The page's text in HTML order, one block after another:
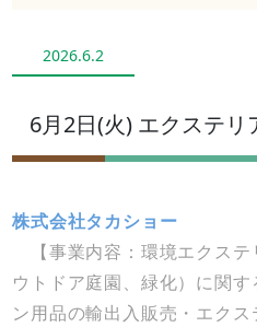
2026.6.2
6月2日(火) エクステリ
株式会社タカショー
【事業内容：環境エクステ
ウトドア庭園、緑化）に関
ン用品の輸出入販売・エクス